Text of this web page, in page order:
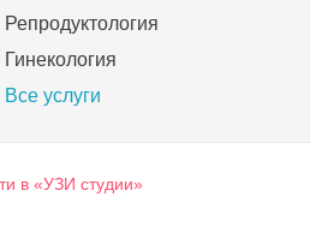
Репродуктология
Гинекология
Все услуги
в «УЗИ студии»